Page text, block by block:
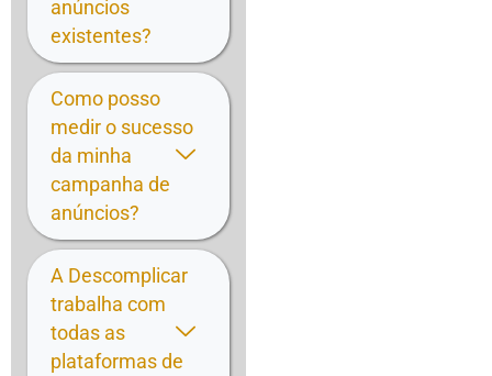
anúncios
existentes?
Como posso
medir o sucesso
da minha
campanha de
anúncios?
A Descomplicar
trabalha com
todas as
plataformas de